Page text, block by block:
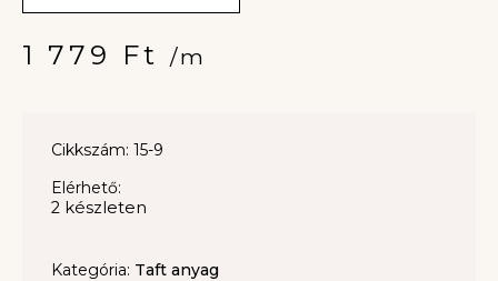
1 779 Ft /m
Cikkszám: 15-9
Elérhető:
2 készleten
Kategória: Taft anyag